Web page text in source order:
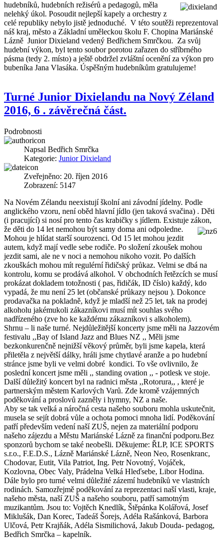
hudebníků, hudebních režisérů a pedagogů, měla
nelehký úkol. Posoudit nejlepší kapely a orchestry z
celé republiky nebylo jistě jednoduché. V této soutěži reprezentoval
náš kraj, město a Základní uměleckou školu F. Chopina Mariánské
Lázně Junior Dixieland vedený Bedřichem Smrčkou. Za svůj
hudební výkon, byl tento soubor porotou zařazen do stříbrného
pásma (tedy 2. místo) a ještě obdržel zvláštní ocenění za výkon pro
bubeníka Jana Vlasáka. Úspěšným hudebníkům gratulujeme!
Turné Junior Dixielandu na Nový Zéland
2016, 6 . závěrečná část.
Podrobnosti
Napsal Bedřich Smrčka
Kategorie: Junior Dixieland
Zveřejněno: 20. říjen 2016
Zobrazení: 5147
Na Novém Zélandu neexistují školní ani závodní jídelny. Podle
anglického vzoru, není oběd hlavní jídlo (jen taková svačina) . Děti
(i pracující) si nosí pro tento čas krabičky s jídlem. Existuje zákon,
že děti do 14 let nemohou být samy doma ani odpoledne.
Mohou je hlídat starší sourozenci. Od 15 let mohou jezdit
autem, když mají vedle sebe rodiče. Po složení zkoušek mohou
jezdit sami, ale ne v noci a nemohou nikoho vozit. Po dalších
zkouškách mohou mít regulérní řidičský průkaz. Velmi se dbá na
kontrolu, komu se prodává alkohol. V obchodních řetězcích se musí
prokázat dokladem totožnosti ( pas, řidičák, ID číslo) každý, kdo
vypadá, že mu není 25 let (občanské průkazy nejsou ). Dokonce
prodavačka na pokladně, když je mladší než 25 let, tak na prodej
alkoholu jakémukoli zákazníkovi musí mít souhlas svého
nadřízeného (zve ho ke každému zákazníkovi s alkoholem).
Shrnu – li naše turné. Nejdůležitější koncerty jsme měli na Jazzovém
festivalu ,,Bay of Island Jazz and Blues NZ ,, Měli jsme
bezkonkurenčně nejnižší věkový průměr, byli jsme kapela, která
přiletěla z největší dálky, hráli jsme chytlavé aranže a po hudební
stránce jsme byli ve velmi dobré kondici. To vše ovlivnilo, že
poslední koncert jsme měli ,, standing ovation ,, - potlesk ve stoje.
Další důležitý koncert byl na radnici města ,,Rotorura,, , které je
partnerským městem Karlových Varů. Zde kromě vzájemných
poděkování a proslovů zazněly i hymny, NZ a naše.
Aby se tak velká a náročná cesta našeho souboru mohla uskutečnit,
musela se sejít dobrá vůle a ochota pomoci mnoha lidí. Poděkování
patří především vedení naší ZUŠ, nejen za materiální podporu
našeho zájezdu a Městu Mariánské Lázně za finanční podporu.Bez
sponzorů bychom se také neobešli. Děkujeme: ŘLP, ICE SPORTS
s.r.o., F.E.D.S., Lázně Mariánské Lázně, Neon Neo, Rosenkranc,
Chodovar, Eutit, Vila Patriot, Ing. Petr Novotný, Vojáček,
Kozlovna, Obec Valy, Prádelna Velká Hleďsebe, Libor Hodina.
Dále bylo pro turné velmi důležité zázemí hudebníků ve vlastních
rodinách. Samozřejmě poděkování za reprezentaci naší vlasti, kraje,
našeho města, naší ZUŠ a našeho souboru, patří samotným
muzikantům. Jsou to: Vojtěch Knedlík, Štěpánka Kolářová, Josef
Miklušák, Dan Korec, Tadeáš Šorejs, Adéla Rašánková, Barbora
Ulčová, Petr Krajňák, Adéla Sismilichová, Jakub Douda- pedagog,
Bedřich Smrčka – kapelník.